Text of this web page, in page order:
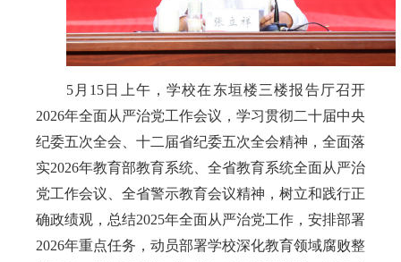
5月15日上午，学校在东垣楼三楼报告厅召开
2026年全面从严治党工作会议，学习贯彻二十届中央
纪委五次全会、十二届省纪委五次全会精神，全面落
实2026年教育部教育系统、全省教育系统全面从严治
党工作会议、全省警示教育会议精神，树立和践行正
确政绩观，总结2025年全面从严治党工作，安排部署
2026年重点任务，动员部署学校深化教育领域腐败整